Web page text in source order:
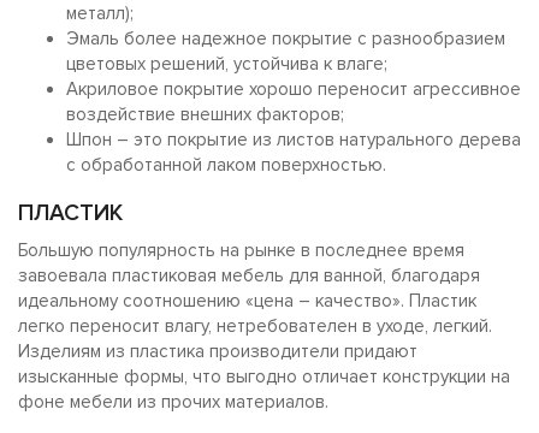
металл);
Эмаль более надежное покрытие с разнообразием
цветовых решений, устойчива к влаге;
Акриловое покрытие хорошо переносит агрессивное
воздействие внешних факторов;
Шпон – это покрытие из листов натурального дерева
с обработанной лаком поверхностью.
ПЛАСТИК
Большую популярность на рынке в последнее время
завоевала пластиковая мебель для ванной, благодаря
идеальному соотношению «цена – качество». Пластик
легко переносит влагу, нетребователен в уходе, легкий.
Изделиям из пластика производители придают
изысканные формы, что выгодно отличает конструкции на
фоне мебели из прочих материалов.